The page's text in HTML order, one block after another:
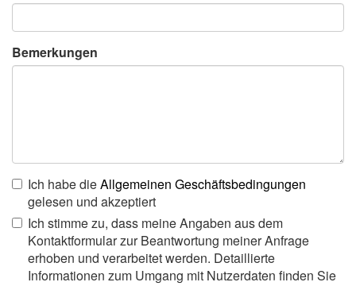
Bemerkungen
Ich habe dieAllgemeinen Geschäftsbedingungen
gelesen und akzeptiert
Ich stimme zu, dass meine Angaben aus dem
Kontaktformular zur Beantwortung meiner Anfrage
erhoben und verarbeitet werden. Detaillierte
Informationen zum Umgang mit Nutzerdaten finden Sie